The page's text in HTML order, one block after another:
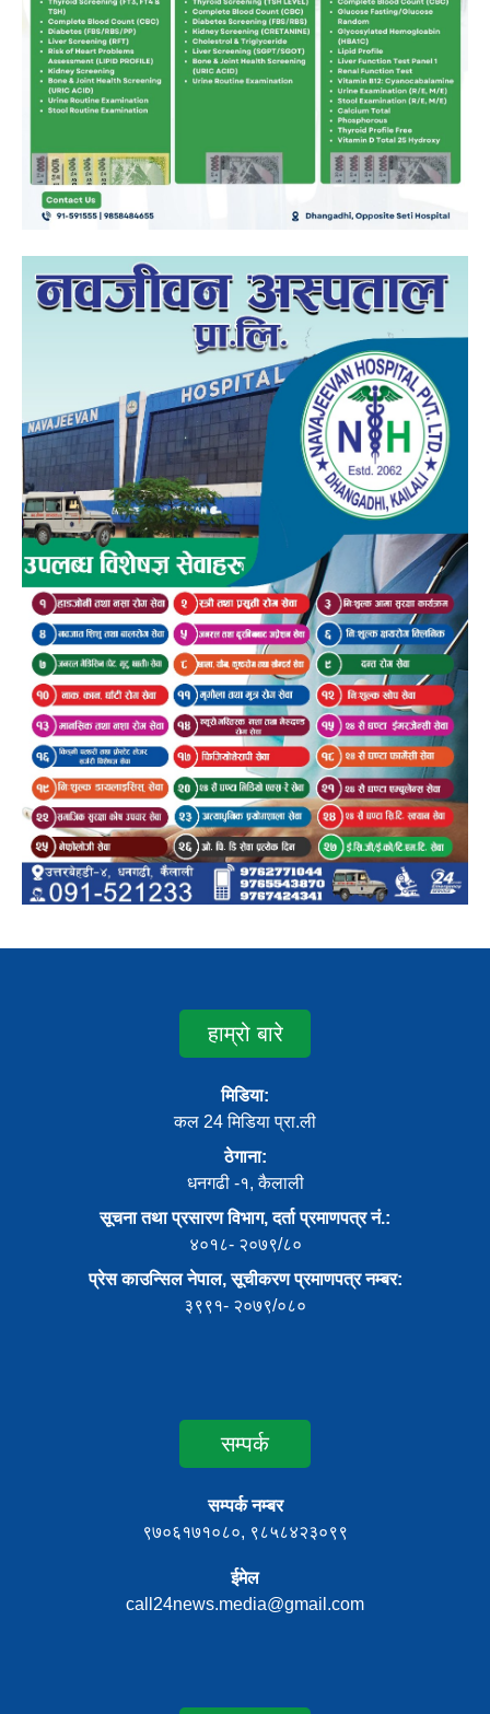
हाम्रो बारे
मिडिया:
कल 24 मिडिया प्रा.ली
ठेगाना:
धनगढी -१, कैलाली
सूचना तथा प्रसारण विभाग, दर्ता प्रमाणपत्र नं.:
४०१८- २०७९/८०
प्रेस काउन्सिल नेपाल, सूचीकरण प्रमाणपत्र नम्बर:
३९९१- २०७९/०८०
सम्पर्क
सम्पर्क नम्बर
९७०६१७१०८०, ९८५८४२३०९९
ईमेल
call24news.media@gmail.com